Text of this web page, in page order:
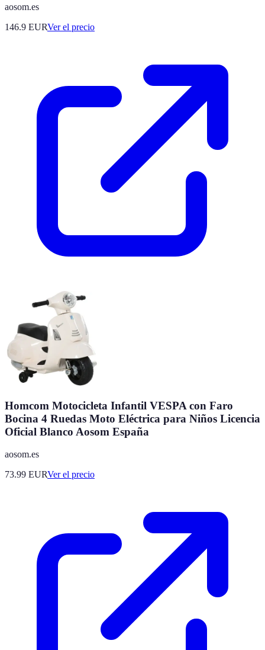
aosom.es
146.9 EURVer el precio
Homcom Motocicleta Infantil VESPA con Faro
Bocina 4 Ruedas Moto Eléctrica para Niños Licencia
Oficial Blanco Aosom España
aosom.es
73.99 EURVer el precio